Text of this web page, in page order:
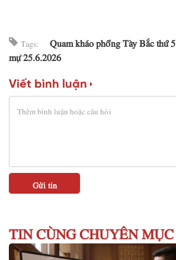
Tags:
Quam kháo phổng Tày Bắc thứ 5
mự 25.6.2026
Viết bình luận
TIN CÙNG CHUYÊN MỤC